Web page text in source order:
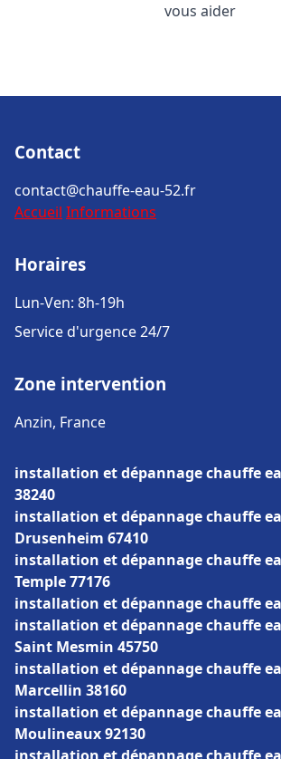
vous aider
Contact
contact@chauffe-eau-52.fr
Accueil Informations
Horaires
Lun-Ven: 8h-19h
Service d'urgence 24/7
Zone intervention
Anzin, France
installation et dépannage chauffe
38240
installation et dépannage chauffe
Drusenheim 67410
installation et dépannage chauffe
Temple 77176
installation et dépannage chauffe
installation et dépannage chauffe
Saint Mesmin 45750
installation et dépannage chauffe
Marcellin 38160
installation et dépannage chauffe
Moulineaux 92130